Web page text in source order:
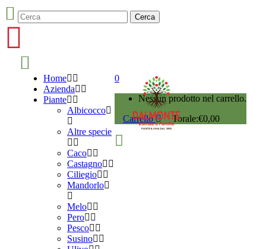
0
Nessun prodotto nel carrello.
Carrello
Torale:€0,00
Home
Azienda
Piante
Albicocco
Altre specie
Caco
Castagno
Ciliegio
Mandorlo
Melo
Pero
Pesco
Susino